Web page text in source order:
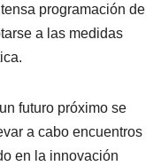
programación de
a las medidas
futuro próximo se
a cabo encuentros
en la innovación